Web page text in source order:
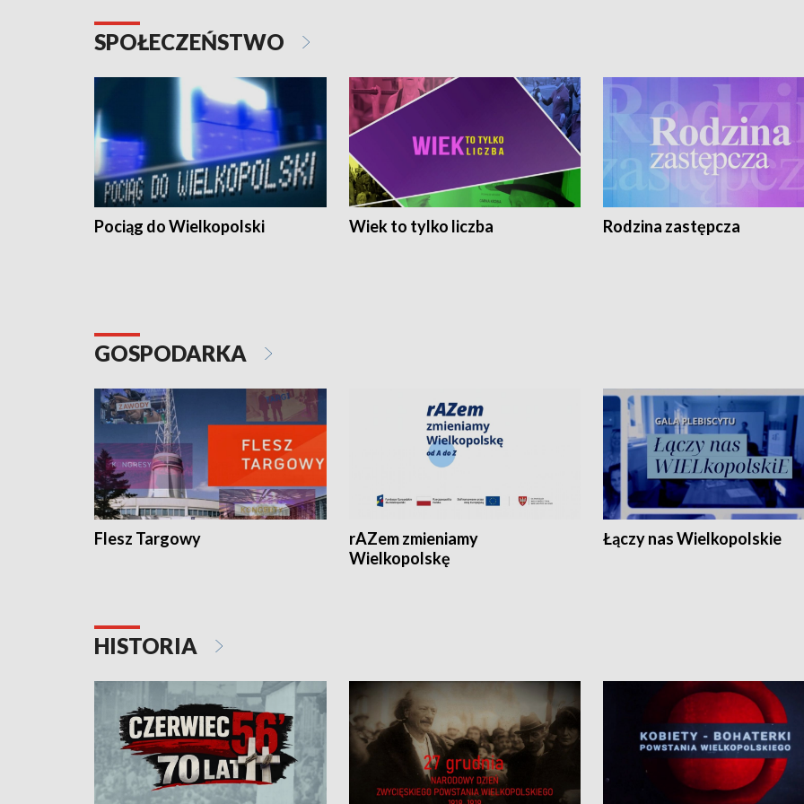
SPOŁECZEŃSTWO
Pociąg do Wielkopolski Wiek to tylko liczba Rodzina zastępcza
GOSPODARKA
Flesz Targowy
rAZem zmieniamy
Wielkopolskę
Łączy nas Wielkopolskie
HISTORIA